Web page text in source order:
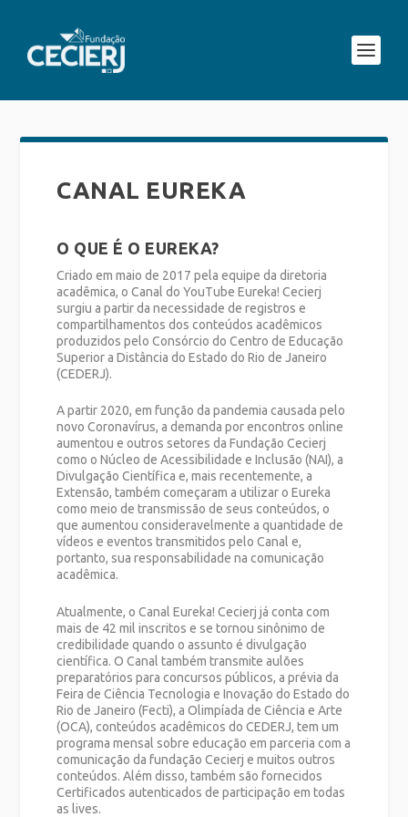
CANAL EUREKA
O QUE É O EUREKA?
Criado em maio de 2017 pela equipe da diretoria
acadêmica, o Canal do YouTube Eureka! Cecierj
surgiu a partir da necessidade de registros e
compartilhamentos dos conteúdos acadêmicos
produzidos pelo Consórcio do Centro de Educação
Superior a Distância do Estado do Rio de Janeiro
(CEDERJ).
A partir 2020, em função da pandemia causada pelo
novo Coronavírus, a demanda por encontros online
aumentou e outros setores da Fundação Cecierj
como o Núcleo de Acessibilidade e Inclusão (NAI), a
Divulgação Científica e, mais recentemente, a
Extensão, também começaram a utilizar o Eureka
como meio de transmissão de seus conteúdos, o
que aumentou consideravelmente a quantidade de
vídeos e eventos transmitidos pelo Canal e,
portanto, sua responsabilidade na comunicação
acadêmica.
Atualmente, o Canal Eureka! Cecierj já conta com
mais de 42 mil inscritos e se tornou sinônimo de
credibilidade quando o assunto é divulgação
científica. O Canal também transmite aulões
preparatórios para concursos públicos, a prévia da
Feira de Ciência Tecnologia e Inovação do Estado do
Rio de Janeiro (Fecti), a Olimpíada de Ciência e Arte
(OCA), conteúdos acadêmicos do CEDERJ, tem um
programa mensal sobre educação em parceria com a
comunicação da fundação Cecierj e muitos outros
conteúdos. Além disso, também são fornecidos
Certificados autenticados de participação em todas
as lives.